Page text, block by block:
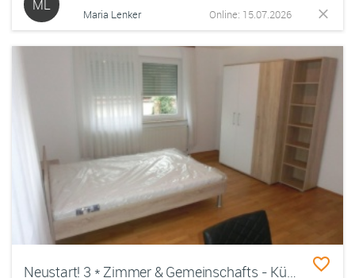
ML
Maria Lenker Online: 15.07.2026
Neustart! 3 * Zimmer & Gemeinschafts - Küche - Bad & Waschraum zum 1.7.26